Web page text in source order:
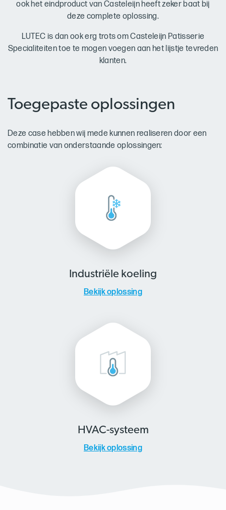
ook het eindproduct van Casteleijn heeft zeker baat bij
deze complete oplossing.
LUTEC is dan ook erg trots om Casteleijn Patisserie
Specialiteiten toe te mogen voegen aan het lijstje tevreden
klanten.
Toegepaste oplossingen
Deze case hebben wij mede kunnen realiseren door een
combinatie van onderstaande oplossingen:
Industriële koeling
Bekijk oplossing
HVAC-systeem
Bekijk oplossing